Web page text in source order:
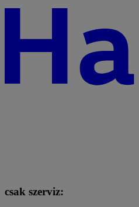
csak szerviz: